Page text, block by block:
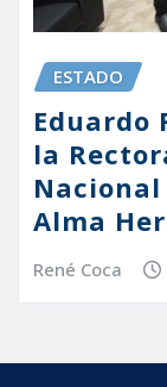
ESTADO
Eduardo
la
Nacional
Alma
René Coca